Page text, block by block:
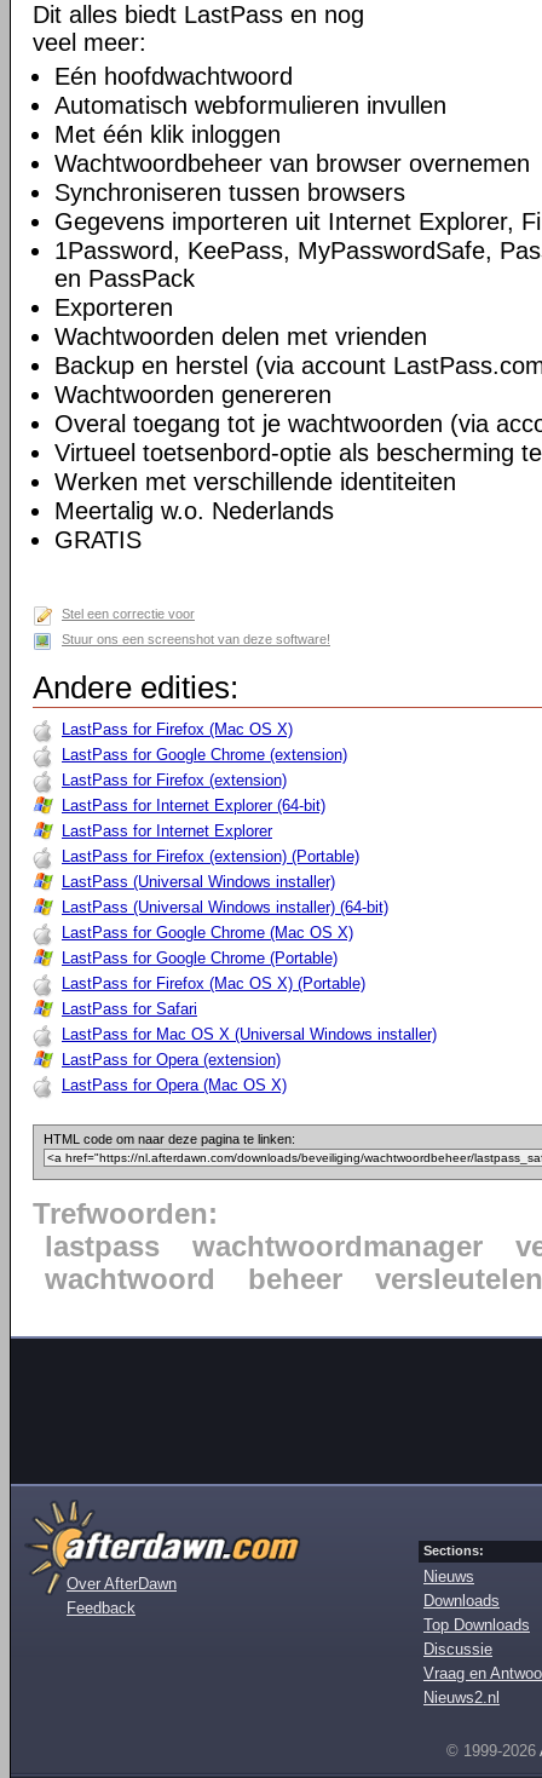
Dit alles biedt LastPass en nog
veel meer:
Eén hoofdwachtwoord
Automatisch webformulieren invullen
Met één klik inloggen
Wachtwoordbeheer van browser overnemen
Synchroniseren tussen browsers
Gegevens importeren uit Internet Explorer,
1Password, KeePass, MyPasswordSafe,
en PassPack
Exporteren
Wachtwoorden delen met vrienden
Backup en herstel (via account
Wachtwoorden genereren
Overal toegang tot je wachtwoorden (via
Virtueel toetsenbord-optie als bescherming
Werken met verschillende identiteiten
Meertalig w.o. Nederlands
GRATIS
Stel een correctie voor
Stuur ons een screenshot van deze software!
Andere edities:
LastPass for Firefox (Mac OS X)
LastPass for Google Chrome (extension)
LastPass for Firefox (extension)
LastPass for Internet Explorer (64-bit)
LastPass for Internet Explorer
LastPass for Firefox (extension) (Portable)
LastPass (Universal Windows installer)
LastPass (Universal Windows installer) (64-bit)
LastPass for Google Chrome (Mac OS X)
LastPass for Google Chrome (Portable)
LastPass for Firefox (Mac OS X) (Portable)
LastPass for Safari
LastPass for Mac OS X (Universal Windows installer)
LastPass for Opera (extension)
LastPass for Opera (Mac OS X)
HTML code om naar deze pagina te linken:
Trefwoorden:
lastpass
wachtwoordmanager
wachtwoord
beheer versleutelen
Over AfterDawn
Feedback
Sections:
Nieuws
Downloads
Top Downloads
Discussie
Vraag en
Nieuws2.nl
© 1999-2026